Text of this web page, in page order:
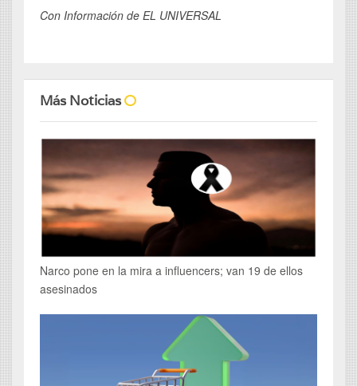
Con Información de EL UNIVERSAL
Más Noticias
Narco pone en la mira a influencers; van 19 de ellos
asesinados